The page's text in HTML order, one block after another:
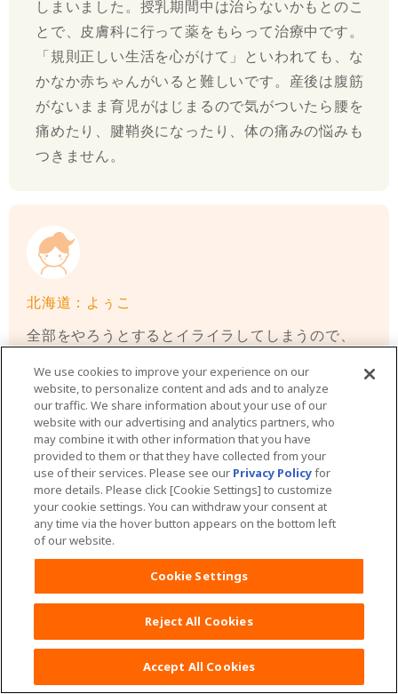
しまいました。授乳期間中は治らないかもとのこ
とで、皮膚科に行って薬をもらって治療中です。
「規則正しい生活を心がけて」といわれても、な
かなか赤ちゃんがいると難しいです。産後は腹筋
がないまま育児がはじまるので気がついたら腰を
痛めたり、腱鞘炎になったり、体の痛みの悩みも
つきません。
北海道：よぅこ
全部をやろうとするとイライラしてしまうので、
にして諦めています笑。
愛媛県：ゆぅゆぅ
１人目の時は夜泣きがひどく、隣近所に迷惑かか
るといけないと思い、主人がいるときは車でドラ
イブして寝かせていました。昼間子どもを寝かし
つけてやっと時間がとれると思ったら起きてしま
い、ずっと抱っこしていないと寝てくれない時期
もあり、実母や義母に3時間ほど預けて、友達と
We use cookies to improve your experience on our
website, to personalize content and ads and to analyze
our traffic. We share information about your use of our
website with our advertising and analytics partners, who
may combine it with other information that you have
provided to them or that they have collected from your
use of their services. Please see our Privacy Policyfor
more details. Please click [Cookie Settings] to customize
your cookie settings. You can withdraw your consent at
any time via the hover button appears on the bottom left
of our website.
Cookie Settings
Reject All Cookies
Accept All Cookies